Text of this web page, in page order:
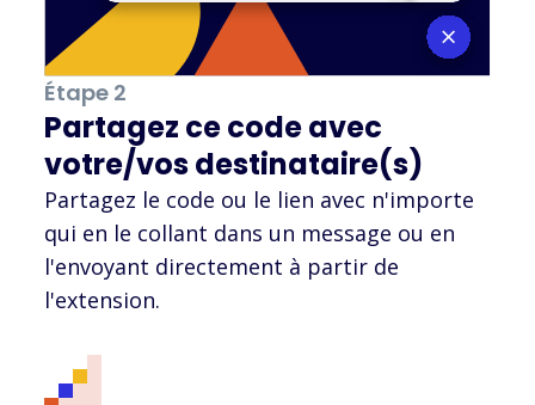
Étape 2
Partagez ce code avec
votre/vos destinataire(s)
Partagez le code ou le lien avec n'importe
qui en le collant dans un message ou en
l'envoyant directement à partir de
l'extension.